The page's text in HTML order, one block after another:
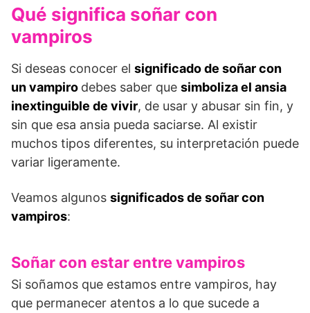
Qué significa soñar con
vampiros
Si deseas conocer el significado de soñar con
un vampiro debes saber que simboliza el ansia
inextinguible de vivir, de usar y abusar sin fin, y
sin que esa ansia pueda saciarse. Al existir
muchos tipos diferentes, su interpretación puede
variar ligeramente.
Veamos algunos significados de soñar con
vampiros:
Soñar con estar entre vampiros
Si soñamos que estamos entre vampiros, hay
que permanecer atentos a lo que sucede a